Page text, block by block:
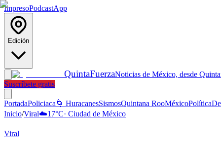
ImpresoPodcastApp
Edición
QuintaFuerzaNoticias de México, desde
Suscríbete gratis
PortadaPoliciaca 🌀 HuracanesSismosQuintana RooMéxicoPolítica
Inicio/Viral☁️17°C· Ciudad de México
Viral